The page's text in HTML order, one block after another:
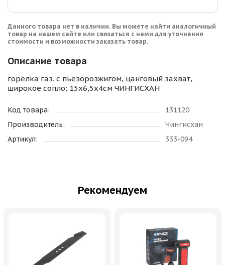
Данного товара нет в наличии. Вы можете найти аналогичный
товар на нашем сайте или связаться с нами для уточнения
стоимости и возможности заказать товар.
Описание товара
горелка газ. с пьезорозжигом, цанговый захват,
широкое cопло; 15х6,5х4см ЧИНГИСХАН
Код товара:
131120
Производитель:
Чингисхан
Артикул:
333-094
Рекомендуем